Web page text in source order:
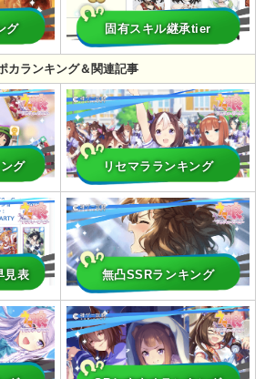
グ 固有スキル継承tier
カランキング＆関連記事
グ リセマラランキング
見表 無凸SSRランキング